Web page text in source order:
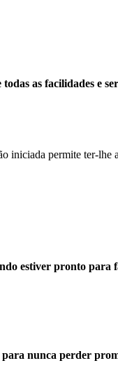
as facilidades e
iniciada permite ter-lhe
estiver pronto
nunca perder